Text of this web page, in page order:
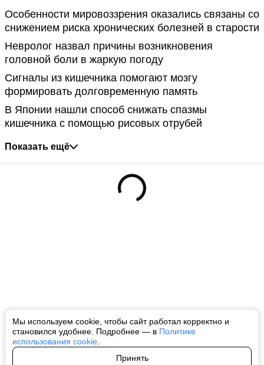
Мы используем cookie, чтобы сайт работал корректно и
становился удобнее. Подробнее — в Политике
использования cookie
Принять
Особенности мировоззрения оказались связаны со
снижением риска хронических болезней в старости
Невролог назвал причины возникновения
головной боли в жаркую погоду
Сигналы из кишечника помогают мозгу
формировать долговременную память
В Японии нашли способ снижать спазмы
кишечника с помощью рисовых отрубей
Показать ещё